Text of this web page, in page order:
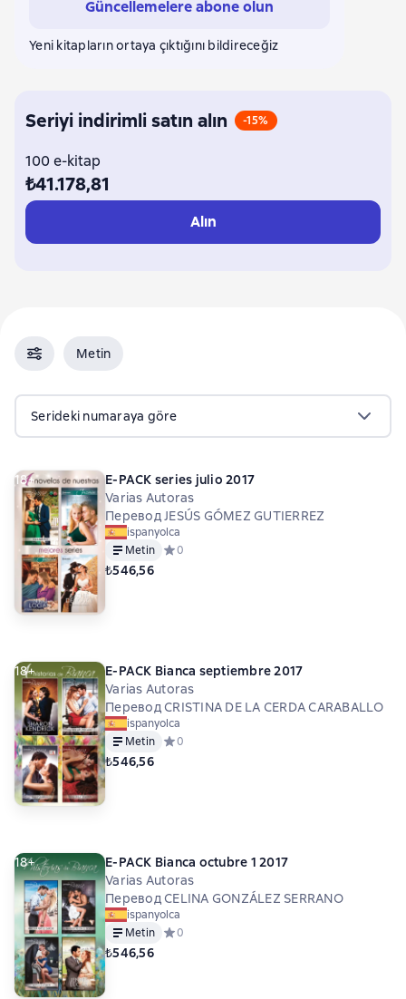
Melanie Milburne Susan Andersen Kate Hewitt
Güncellemelere abone olun
Yeni kitapların ortaya çıktığını bildireceğiz
Seriyi indirimli satın alın -15%
100 e-kitap
₺41.178,81
Alın
Metin
Serideki numaraya göre
18+
E-PACK series julio 2017
Varias Autoras
Перевод JESÚS GÓMEZ GUTIERREZ
ispanyolca
Metin
Средний рейтинг 0 на основе 0 оценок
0
₺546,56
18+
E-PACK Bianca septiembre 2017
Varias Autoras
Перевод CRISTINA DE LA CERDA CARABALLO
ispanyolca
Metin
Средний рейтинг 0 на основе 0 оценок
0
₺546,56
18+
E-PACK Bianca octubre 1 2017
Varias Autoras
Перевод CELINA GONZÁLEZ SERRANO
ispanyolca
Metin
Средний рейтинг 0 на основе 0 оценок
0
₺546,56